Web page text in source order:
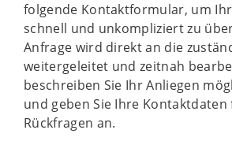
folgende Kontaktformular, um
schnell und unkompliziert zu
Anfrage wird direkt an die
weitergeleitet und zeitnah
beschreiben Sie Ihr Anliegen
und geben Sie Ihre
Rückfragen an.